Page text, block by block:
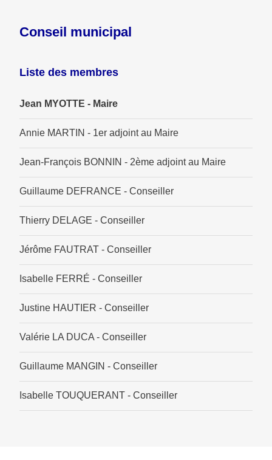
Conseil municipal
Liste des membres
Jean MYOTTE - Maire
Annie MARTIN - 1er adjoint au Maire
Jean-François BONNIN - 2ème adjoint au Maire
Guillaume DEFRANCE - Conseiller
Thierry DELAGE - Conseiller
Jérôme FAUTRAT - Conseiller
Isabelle FERRÉ - Conseiller
Justine HAUTIER - Conseiller
Valérie LA DUCA - Conseiller
Guillaume MANGIN - Conseiller
Isabelle TOUQUERANT - Conseiller